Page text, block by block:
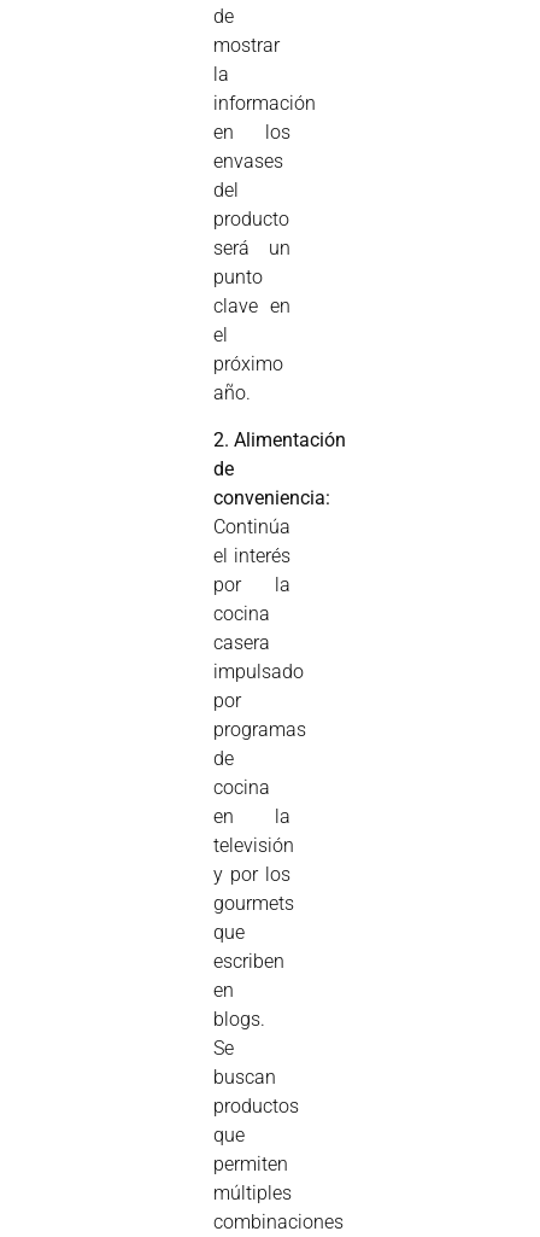
de
mostrar
la
información
en los
envases
del
producto
será un
punto
clave en
el
próximo
año.
2. Alimentación
de
conveniencia:
Continúa
el interés
por la
cocina
casera
impulsado
por
programas
de
cocina
en la
televisión
y por los
gourmets
que
escriben
en
blogs.
Se
buscan
productos
que
permiten
múltiples
combinaciones